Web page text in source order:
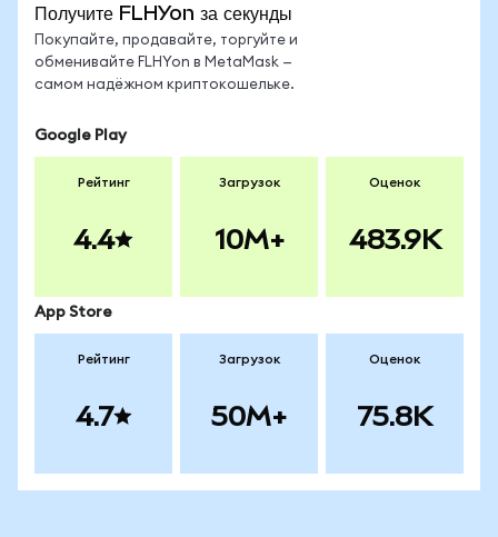
Получите FLHYon за секунды
Покупайте, продавайте, торгуйте и
обменивайте FLHYon в MetaMask —
самом надёжном криптокошельке.
Google Play
Рейтинг
4.4
Загрузок
10M+
Оценок
483.9K
App Store
Рейтинг
4.7
Загрузок
50M+
Оценок
75.8K